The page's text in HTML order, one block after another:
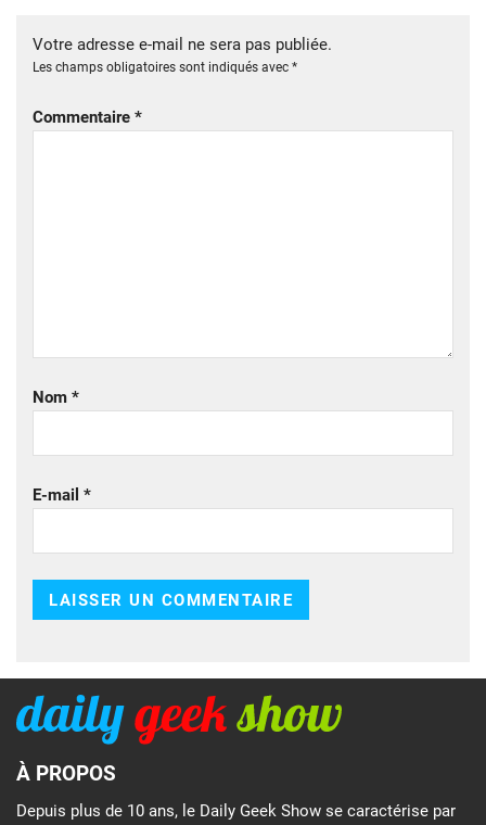
Votre adresse e-mail ne sera pas publiée.
Les champs obligatoires sont indiqués avec *
Commentaire *
Nom *
E-mail *
À PROPOS
Depuis plus de 10 ans, le Daily Geek Show se caractérise par